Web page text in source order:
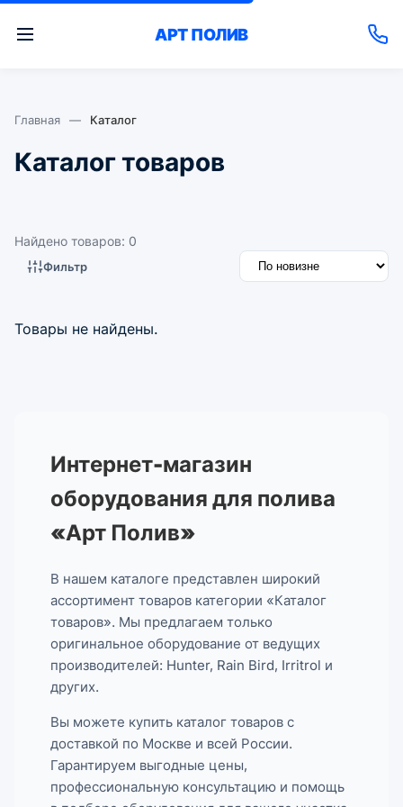
АРТ ПОЛИВ
Главная — Каталог
Каталог товаров
Найдено товаров: 0
Фильтр
Товары не найдены.
Интернет-магазин
оборудования для полива
«Арт Полив»
В нашем каталоге представлен широкий
ассортимент товаров категории «Каталог
товаров». Мы предлагаем только
оригинальное оборудование от ведущих
производителей: Hunter, Rain Bird, Irritrol и
других.
Вы можете купить каталог товаров с
доставкой по Москве и всей России.
Гарантируем выгодные цены,
профессиональную консультацию и помощь